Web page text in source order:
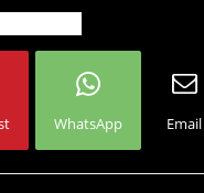
WhatsApp Email